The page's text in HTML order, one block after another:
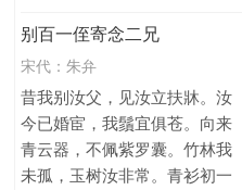
别百一侄寄念二兄
宋代：朱弁
昔我别汝父，见汝立扶牀。汝
今已婚宦，我鬚宜俱苍。向来
青云器，不佩紫罗囊。竹林我
未孤，玉树汝非常。青衫初一